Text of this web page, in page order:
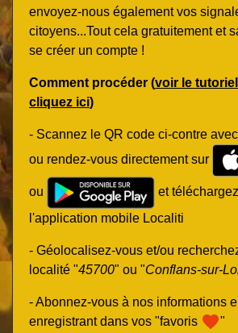
envoyez-nous également vos
citoyens...Tout cela gratuitement et
se créer un compte !
Comment procéder (voir le
cliquez ici)
- Scannez le QR code ci-contre
ou rendez-vous directement sur
ou
et
l'application mobile Localiti
- Géolocalisez-vous et/ou
localité "45700" ou "Conflans-sur-
- Abonnez-vous à nos informations
enregistrant dans vos "favoris favorite"